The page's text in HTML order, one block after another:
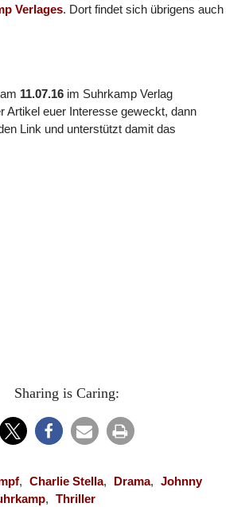
Verlages. Dort findet sich übrigens auch
11.07.16im Suhrkamp Verlag
Artikel euer Interesse geweckt, dann
Link und unterstützt damit das
Sharing is Caring:
, Charlie Stella, Drama, Johnny
, Thriller